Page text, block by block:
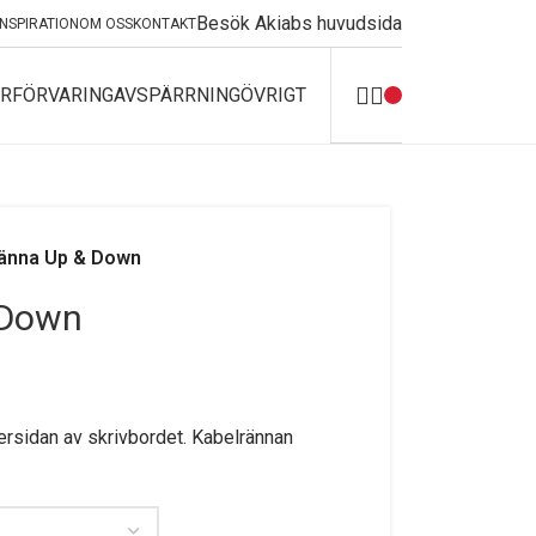
OM OSSKONTAKTBesök Akiabs huvudsida
FÖRVARINGAVSPÄRRNINGÖVRIGT
Up & Down
av skrivbordet. Kabelrännan